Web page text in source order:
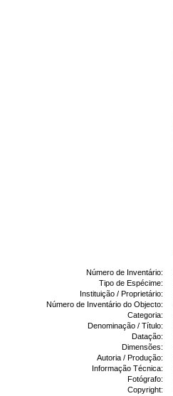
Número de Inventário:
Tipo de Espécime:
Instituição / Proprietário:
Número de Inventário do Objecto:
Categoria:
Denominação / Título:
Datação:
Dimensões:
Autoria / Produção:
Informação Técnica:
Fotógrafo:
Copyright: